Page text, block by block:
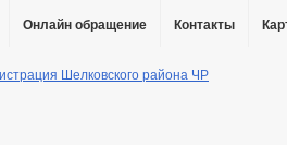
Онлайн обращение Контакты